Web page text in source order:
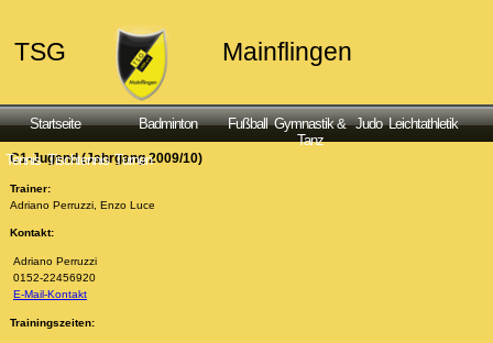
TSG Mainflingen
Startseite Badminton Fußball Gymnastik &
Tanz
Judo Leichtathletik
Tennis Tischtennis Turnen
C1-Jugend (Jahrgang 2009/10)
Trainer:
Adriano Perruzzi, Enzo Luce
Kontakt:
Adriano Perruzzi
0152-22456920
E-Mail-Kontakt
Trainingszeiten: